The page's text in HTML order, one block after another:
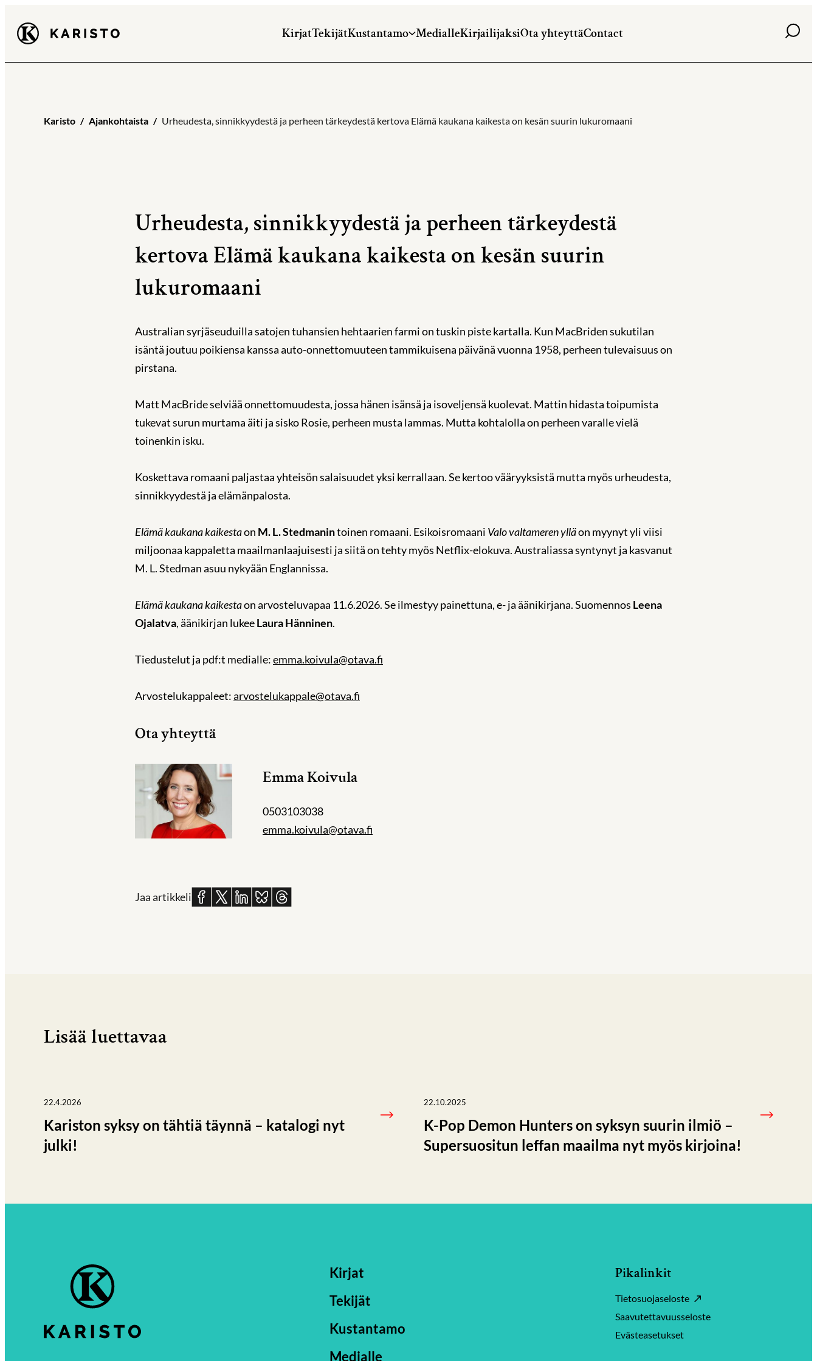
suoraan
Karisto KirjatTekijätKustantamo MedialleKirjailijaksiOta yhteyttäContact Haku
Karisto Ajankohtaista Urheudesta, sinnikkyydestä ja perheen tärkeydestä kertova Elämä kaukana kaikesta on kesän suurin lukuromaani
Urheudesta, sinnikkyydestä ja perheen tärkeydestä
kertova Elämä kaukana kaikesta on kesän suurin
lukuromaani
Australian syrjäseuduilla satojen tuhansien hehtaarien farmi on tuskin piste kartalla. Kun MacBriden sukutilan
isäntä joutuu poikiensa kanssa auto-onnettomuuteen tammikuisena päivänä vuonna 1958, perheen tulevaisuus on
pirstana.
Matt MacBride selviää onnettomuudesta, jossa hänen isänsä ja isoveljensä kuolevat. Mattin hidasta toipumista
tukevat surun murtama äiti ja sisko Rosie, perheen musta lammas. Mutta kohtalolla on perheen varalle vielä
toinenkin isku.
Koskettava romaani paljastaa yhteisön salaisuudet yksi kerrallaan. Se kertoo vääryyksistä mutta myös urheudesta,
sinnikkyydestä ja elämänpalosta.
Elämä kaukana kaikestaon M. L. Stedmanintoinen romaani. Esikoisromaani Valo valtameren ylläon myynyt yli viisi
miljoonaa kappaletta maailmanlaajuisesti ja siitä on tehty myös Netflix-elokuva. Australiassa syntynyt ja kasvanut
M. L. Stedman asuu nykyään Englannissa.
Elämä kaukana kaikestaon arvosteluvapaa 11.6.2026. Se ilmestyy painettuna, e- ja äänikirjana. Suomennos Leena
Ojalatva, äänikirjan lukeeLaura Hänninen.
Tiedustelut ja pdf:t medialle:emma.koivula@otava.fi
Arvostelukappaleet:arvostelukappale@otava.fi
Ota yhteyttä
Emma Koivula
0503103038
emma.koivula@otava.fi
Jaa artikkeli Jaa
Jaa
Jaa
Jaa
Jaa
Lisää luettavaa
22.4.2026
Kariston syksy on tähtiä täynnä – katalogi nyt
julki!
22.10.2025
K-Pop Demon Hunters on syksyn suurin ilmiö –
Supersuositun leffan maailma nyt myös kirjoina!
Kirjat
Tekijät
Kustantamo
Medialle
Pikalinkit
Tietosuojaseloste
Saavutettavuusseloste
Evästeasetukset